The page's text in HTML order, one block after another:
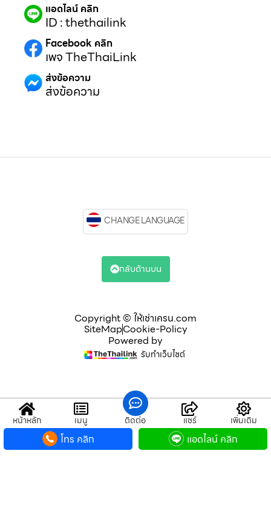
แอดไลน์ คลิก
ID : thethailink
Facebook คลิก
เพจ TheThaiLink
ส่งข้อความ
ส่งข้อความ
Copyright © ให้เช่าเครน.com
SiteMapCookie-Policy
Powered by
รับทำเว็บไซต์
CHANGE LANGUAGE
กลับด้านบน
หน้าหลัก เมนู ติดต่อ แชร์ เพิ่มเติม
โทร คลิก แอดไลน์ คลิก